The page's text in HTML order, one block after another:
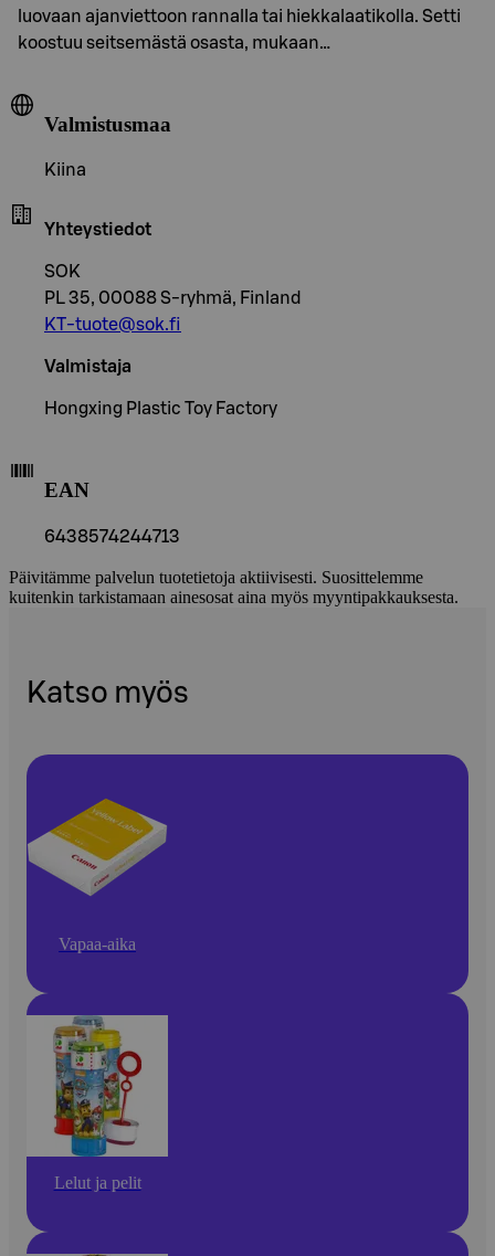
luovaan ajanviettoon rannalla tai hiekkalaatikolla. Setti
koostuu seitsemästä osasta, mukaan…
Valmistusmaa
Kiina
Yhteystiedot
SOK
PL 35, 00088 S-ryhmä, Finland
KT-tuote@sok.fi
Valmistaja
Hongxing Plastic Toy Factory
EAN
6438574244713
Päivitämme palvelun tuotetietoja aktiivisesti. Suosittelemme
kuitenkin tarkistamaan ainesosat aina myös myyntipakkauksesta.
Katso myös
Vapaa-aika
Lelut ja pelit